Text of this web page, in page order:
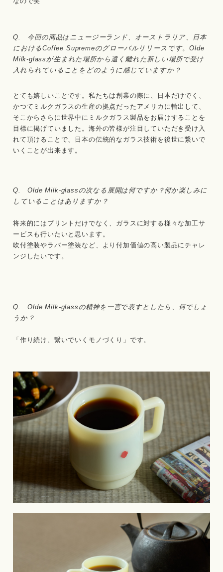
Q. 今回の商品はニュージーランド、オーストラリア、日本
におけるCoffee Supremeのグローバルリリースです。Olde
Milk-glassが生まれた場所から遠く離れた新しい場所で受け
入れられていることをどのように感じていますか？
とても嬉しいことです。私たちは創業の際に、日本だけでく、
かつてミルクガラスの生産の拠点だったアメリカに輸出して、
そこからさらに世界中にミルクガラス製品をお届けすることを
目標に掲げていました。海外の皆様が注目していただき受け入
れて頂けることで、日本の伝統的なガラス技術を後世に繋いで
いくことが出来ます。
Q. Olde Milk-glassの次なる展開は何ですか？何か楽しみに
していることはありますか？
将来的にはプリントだけでなく、ガラスに対する様々な加工サ
ービスも行いたいと思います。
吹付塗装やラバー塗装など、より付加価値の高い製品にチャレ
ンジしたいです。
Q. Olde Milk-glassの精神を一言で表すとしたら、何でしょ
うか？
「作り続け、繋いでいくモノづくり」です。